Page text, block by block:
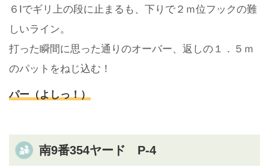
６Iでギリ上の段に止まるも、下りで２ｍ位フックの難
しいライン。
打った瞬間に思った通りのオーバー、返しの１．５ｍ
のパットをねじ込む！
パー（よしっ！）
南9番354ヤード P-4